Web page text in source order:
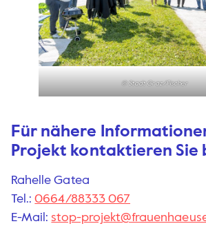
© Stadt Graz/Fischer
Für nähere
Projekt kontaktieren Sie
Rahelle Gatea
Tel.:0664/88333 067
E-Mail: stop-